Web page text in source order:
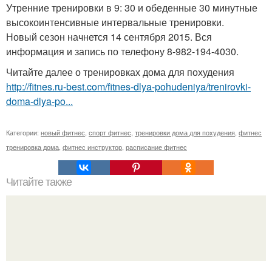
Утренние тренировки в 9: 30 и обеденные 30 минутные
высокоинтенсивные интервальные тренировки.
Новый сезон начнется 14 сентября 2015. Вся
информация и запись по телефону 8-982-194-4030.
Читайте далее о тренировках дома для похудения
http://fitnes.ru-best.com/fitnes-dlya-pohudeniya/trenirovki-
doma-dlya-po...
Категории: новый фитнес, спорт фитнес, тренировки дома для похудения, фитнес
тренировка дома, фитнес инструктор, расписание фитнес
Читайте также